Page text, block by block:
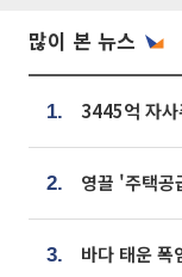
많이 본 뉴스
1.
2.
3. 바다 태운 폭